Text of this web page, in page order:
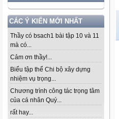
CÁC Ý KIẾN MỚI NHẤT
Thầy có bsach1 bài tập 10 và 11
mà có...
Cảm ơn thầy!...
Biểu tập thể Chi bộ xây dựng
nhiệm vụ trọng...
Chương trình công tác trọng tâm
của cá nhân Quý...
rất hay...